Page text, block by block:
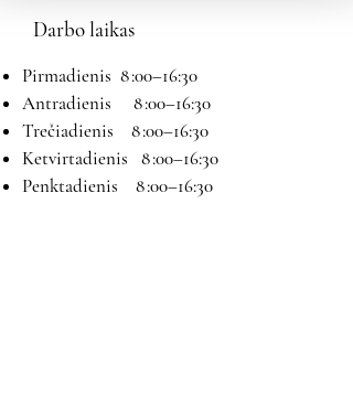
Darbo laikas
Pirmadienis 8 :00–16:30
Antradienis 8 :00–16:30
Trečiadienis 8 :00–16:30
Ketvirtadienis 8 :00–16:30
Penktadienis 8 :00–16:30